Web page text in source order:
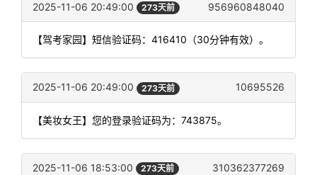
2025-11-06 20:49:00 273天前 956960848040
【驾考家园】短信验证码：416410（30分钟有效）。
2025-11-06 20:49:00 273天前 10695526
【美妆女王】您的登录验证码为：743875。
2025-11-06 18:53:00 273天前 310362377269